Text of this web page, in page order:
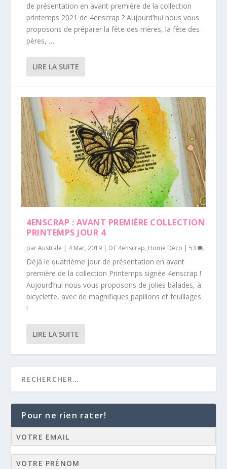
de présentation en avant-première de la collection
printemps 2021 de 4enscrap ? Aujourd’hui nous vous
proposons de préparer la fête des mères, la fête des
pères, …
LIRE LA SUITE
4ENSCRAP : AVANT PREMIÈRE COLLECTION
PRINTEMPS JOUR 4
parAustrale | 4 Mar, 2019 | DT 4enscrap, Home Déco |53
Déjà le quatrième jour de présentation en avant
première de la collection Printemps signée 4enscrap !
Aujourd’hui nous vous proposons de jolies balades, à
bicyclette, avec de magnifiques papillons et feuillages
!
LIRE LA SUITE
Pour ne rien rater!